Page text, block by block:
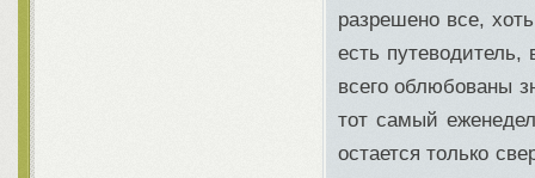
разрешено все,
есть
всего облюбованы
тот самый
остается только